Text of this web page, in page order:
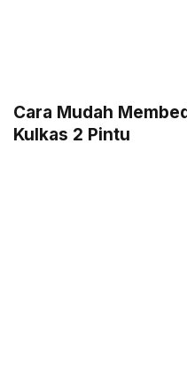
Cara Mudah
Kulkas 2 Pintu